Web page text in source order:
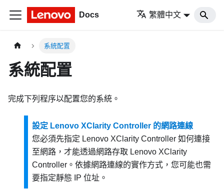
Docs 繁體中文
系統配置
系統配置
完成下列程序以配置您的系統。
設定 Lenovo XClarity Controller 的網路連線
您必須先指定 Lenovo XClarity Controller 如何連接
至網路，才能透過網路存取 Lenovo XClarity
Controller 。依據網路連線的實作方式，您可能也需
要指定靜態 IP 位址。